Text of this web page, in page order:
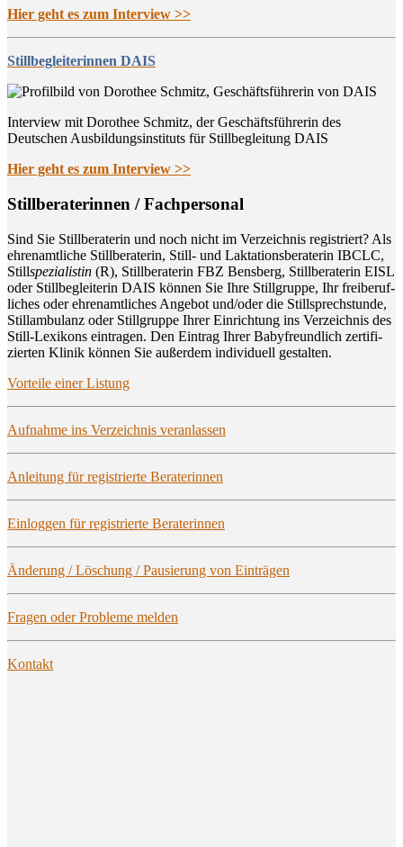
Hier geht es zum Interview >>
Stillbegleiterinnen DAIS
Interview mit Dorothee Schmitz, der Geschäftsführerin des
Deutschen Ausbildungsinstituts für Stillbegleitung DAIS
Hier geht es zum Interview >>
Still­be­ra­te­rin­nen / Fachpersonal
Sind Sie Still­be­ra­te­rin und noch nicht im Ver­zeich­nis regis­triert? Als
ehren­amt­li­che Still­be­ra­te­rin, Still- und Lak­ta­ti­ons­be­ra­te­rin IBCLC,
Stillspe­zia­lis­tin (R), Still­be­ra­te­rin FBZ Bens­berg, Still­be­ra­te­rin EISL
oder Still­be­glei­te­rin DAIS kön­nen Sie Ihre Still­grup­pe, Ihr frei­be­ruf­
li­ches oder ehren­amt­li­ches Ange­bot und/oder die Still­sprech­stun­de,
Still­am­bu­lanz oder Still­grup­pe Ihrer Ein­rich­tung ins Ver­zeich­nis des
Still-Lexi­kons ein­tra­gen. Den Ein­trag Ihrer Baby­freund­lich zer­ti­fi­
zier­ten Kli­nik kön­nen Sie außer­dem indi­vi­du­ell gestalten.
Vor­tei­le einer Listung
Auf­nah­me ins Ver­zeich­nis veranlassen
Anlei­tung für regis­trier­te Beraterinnen
Ein­log­gen für regis­trier­te Beraterinnen
Ände­rung / Löschung / Pau­sie­rung von Einträgen
Fra­gen oder Pro­ble­me melden
Kon­takt